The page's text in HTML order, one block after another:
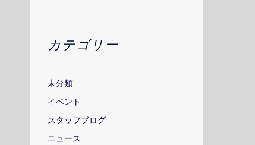
カテゴリー
未分類
イベント
スタッフブログ
ニュース